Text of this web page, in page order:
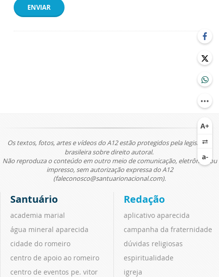
ENVIAR
Os textos, fotos, artes e vídeos do A12 estão protegidos pela legislação
brasileira sobre direito autoral.
Não reproduza o conteúdo em outro meio de comunicação, eletrônico ou
impresso, sem autorização expressa do A12
(faleconosco@santuarionacional.com).
Santuário
academia marial
água mineral aparecida
cidade do romeiro
centro de apoio ao romeiro
centro de eventos pe. vitor
Redação
aplicativo aparecida
campanha da fraternidade
dúvidas religiosas
espiritualidade
igreja